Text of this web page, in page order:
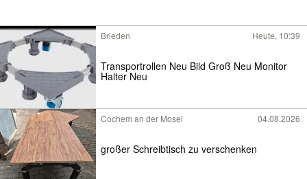
Brieden Heute, 10:39
Transportrollen Neu Bild Groß Neu Monitor
Halter Neu
Cochem an der Mosel 04.08.2026
großer Schreibtisch zu verschenken